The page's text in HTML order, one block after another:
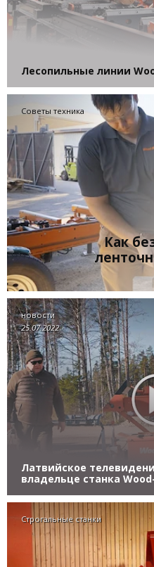
Лесопильные линии
Советы техника
Как
новости
25.07.2022
Латвийское
владельце станка
Строгальные станки